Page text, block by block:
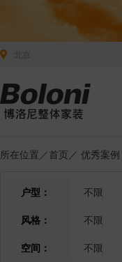
所在位置／首页 ／ 优秀案例
户型： 不限
风格：
不限
空间：
不限